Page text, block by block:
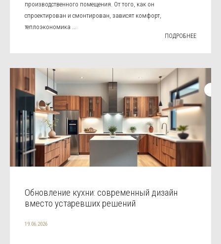
производственного помещения. От того, как он
спроектирован и смонтирован, зависят комфорт,
теплоэкономика ...
ПОДРОБНЕЕ
Обновление кухни: современный дизайн
вместо устаревших решений
19.06.2026